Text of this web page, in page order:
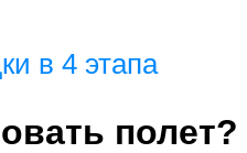
в 4 этапа
полет?